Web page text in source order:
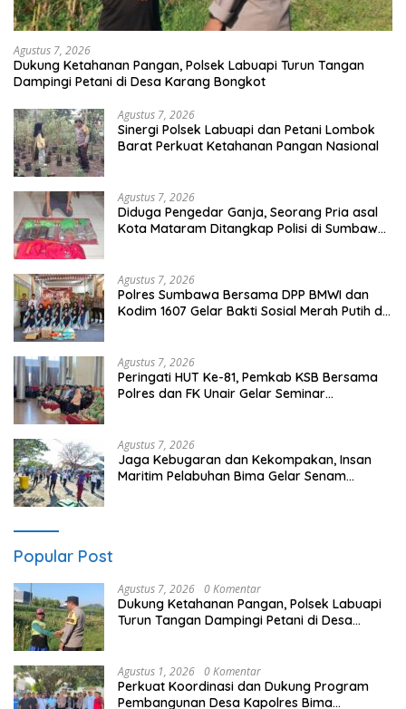
Agustus 7, 2026
Dukung Ketahanan Pangan, Polsek Labuapi Turun Tangan
Dampingi Petani di Desa Karang Bongkot
Agustus 7, 2026
Sinergi Polsek Labuapi dan Petani Lombok
Barat Perkuat Ketahanan Pangan Nasional
Agustus 7, 2026
Diduga Pengedar Ganja, Seorang Pria asal
Kota Mataram Ditangkap Polisi di Sumbawa
Agustus 7, 2026
Polres Sumbawa Bersama DPP BMWI dan
Kodim 1607 Gelar Bakti Sosial Merah Putih di
Agustus 7, 2026
Peringati HUT Ke-81, Pemkab KSB Bersama
Polres dan FK Unair Gelar Seminar
Agustus 7, 2026
Jaga Kebugaran dan Kekompakan, Insan
Maritim Pelabuhan Bima Gelar Senam
Popular Post
Agustus 7, 2026 0 Komentar
Dukung Ketahanan Pangan, Polsek Labuapi
Turun Tangan Dampingi Petani di Desa
Agustus 1, 2026 0 Komentar
Perkuat Koordinasi dan Dukung Program
Pembangunan Desa Kapolres Bima